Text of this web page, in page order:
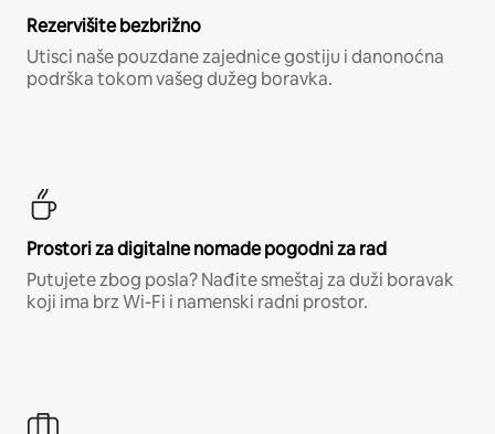
Rezervišite bezbrižno
Utisci naše pouzdane zajednice gostiju i danonoćna
podrška tokom vašeg dužeg boravka.
Prostori za digitalne nomade pogodni za rad
Putujete zbog posla? Nađite smeštaj za duži boravak
koji ima brz Wi-Fi i namenski radni prostor.